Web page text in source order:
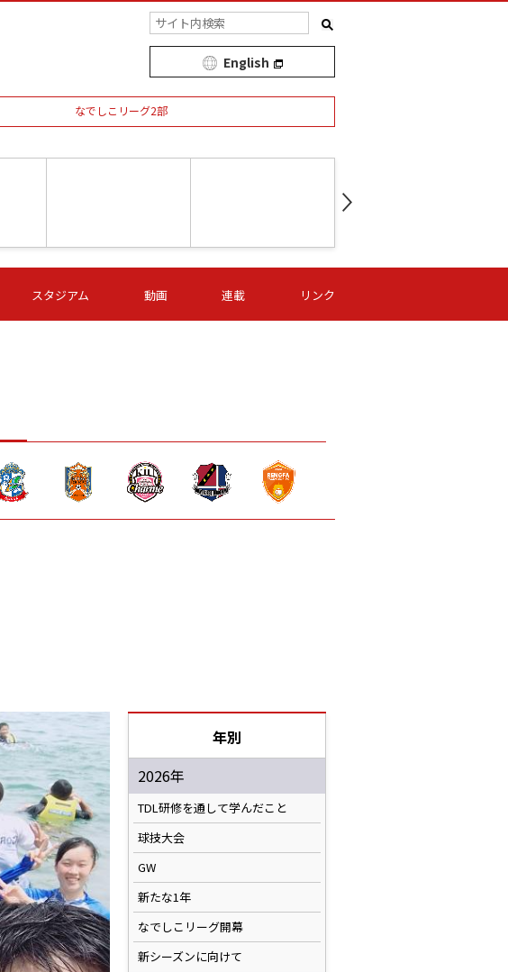
English
なでしこリーグ2部
第16節 09/06 (日) 15:00
-
第16節 09/06 (日) 15:00
- -
スタジアム 動画 連載 リンク
年別
2026年
TDL研修を通して学んだこと
球技大会
GW
新たな1年
なでしこリーグ開幕
新シーズンに向けて